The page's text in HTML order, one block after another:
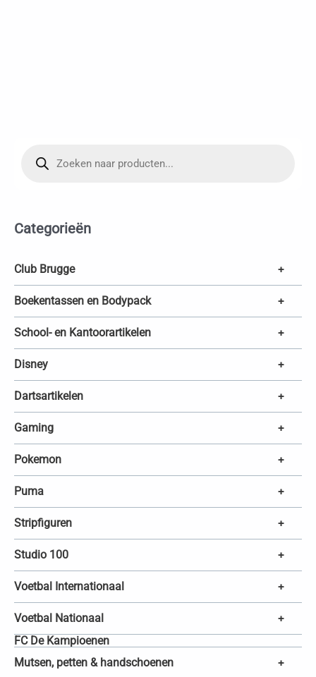
n
z
k
e
n
Categorieën
Club Brugge +
Boekentassen en Bodypack +
School- en Kantoorartikelen +
Disney +
Dartsartikelen +
Gaming +
Pokemon +
Puma +
Stripfiguren +
Studio 100 +
Voetbal Internationaal +
Voetbal Nationaal +
FC De Kampioenen
Mutsen, petten & handschoenen
+